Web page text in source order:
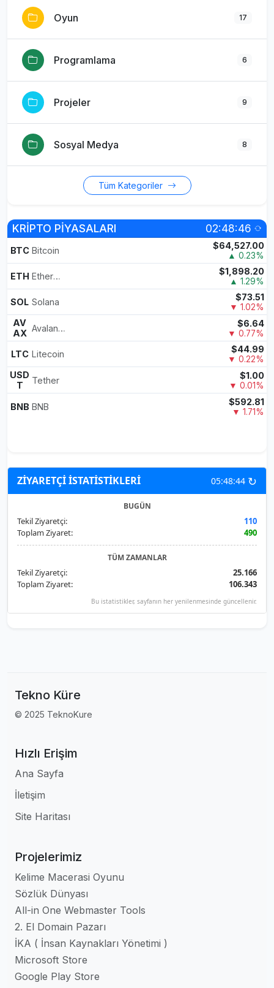
Oyun 17
Programlama 6
Projeler 9
Sosyal Medya 8
Tüm Kategoriler
KRİPTO PİYASALARI 02:48:46
BTC Bitcoin $64,527.00
▲ 0.23%
ETH Ethereum $1,898.20
▲ 1.29%
SOL Solana $73.51
▼ 1.02%
AV
AX
Avalanche $6.64
▼ 0.77%
LTC Litecoin $44.99
▼ 0.22%
USD
T
Tether $1.00
▼ 0.01%
BNB BNB $592.81
▼ 1.71%
ZİYARETÇİ İSTATİSTİKLERİ 05:48:44 ↻
BUGÜN
Tekil Ziyaretçi:
110
Toplam Ziyaret:
490
TÜM ZAMANLAR
Tekil Ziyaretçi:
25.166
Toplam Ziyaret:
106.343
Bu istatistikler, sayfanın her yenilenmesinde güncellenir.
Tekno Küre
© 2025 TeknoKure
Hızlı Erişim
Ana Sayfa
İletişim
Site Haritası
Projelerimiz
Kelime Macerasi Oyunu
Sözlük Dünyası
All-in One Webmaster Tools
2. El Domain Pazarı
İKA ( İnsan Kaynakları Yönetimi )
Microsoft Store
Google Play Store